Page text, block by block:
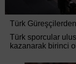
Türk
Türk sporcular
kazanarak birinci